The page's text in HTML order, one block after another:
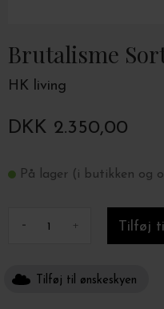
Brutalisme
HK living
DKK 2.350,00
På lager (i butikken og
- +
Tilføj til ønskeskyen